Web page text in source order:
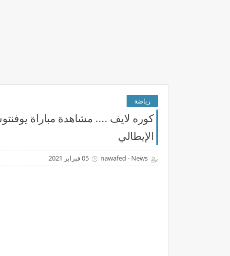
رياضة
الإيطالي
nawafed - News 05 فبراير 2021